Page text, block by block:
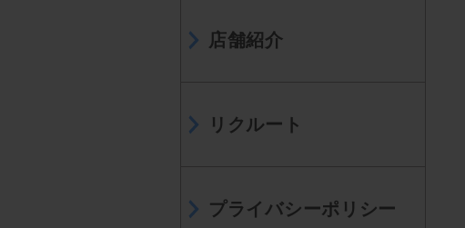
店舗紹介
リクルート
プライバシーポリシー